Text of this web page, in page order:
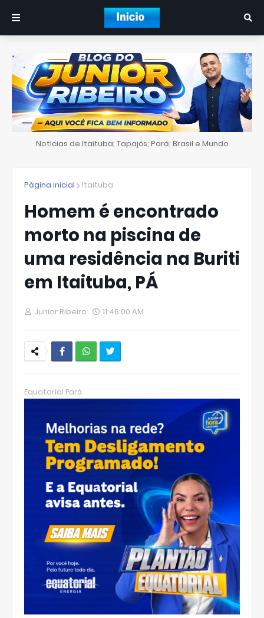
Noticias de Itaituba; Tapajós; Pará; Brasil e Mundo
Página inicial Itaituba
Homem é encontrado
morto na piscina de
uma residência na Buriti
em Itaituba, PÁ
Junior Ribeiro 11:46:00 AM
hats
p
Equatorial Pará